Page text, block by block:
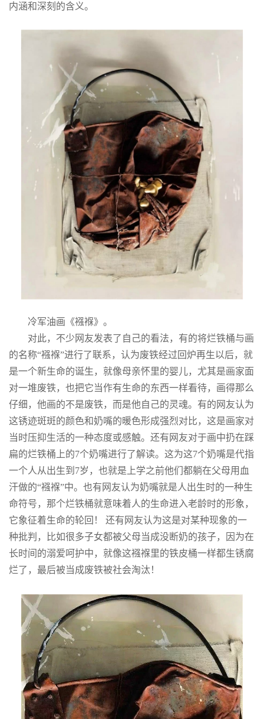
内涵和深刻的含义。
冷军油画《襁褓》。
对此，不少网友发表了自己的看法，有的将烂铁桶与画
的名称“襁褓”进行了联系，认为废铁经过回炉再生以后，就
是一个新生命的诞生，就像母亲怀里的婴儿，尤其是画家面
对一堆废铁，也把它当作有生命的东西一样看待，画得那么
仔细，他画的不是废铁，而是他自己的灵魂。有的网友认为
这锈迹斑斑的颜色和奶嘴的暖色形成强烈对比，这是画家对
当时压抑生活的一种态度或感触。还有网友对于画中扔在踩
扁的烂铁桶上的7个奶嘴进行了解读。这为这7个奶嘴是代指
一个人从出生到7岁，也就是上学之前他们都躺在父母用血
汗做的“襁褓”中。也有网友认为奶嘴就是人出生时的一种生
命符号，那个烂铁桶就意味着人的生命进入老龄时的形象，
它象征着生命的轮回！ 还有网友认为这是对某种现象的一
种批判，比如很多子女都被父母当成没断奶的孩子，因为在
长时间的溺爱呵护中，就像这襁褓里的铁皮桶一样都生锈腐
烂了，最后被当成废铁被社会淘汰！